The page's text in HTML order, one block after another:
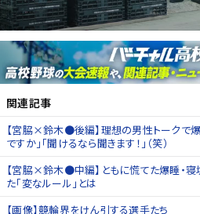
関連記事
【宮脇×鈴木●後編】理想の男性トークで爆
ですか」「聞けるなら聞きます！」（笑）
【宮脇×鈴木●中編】ともに慌てた爆睡・
た「変なルール」とは
【画像】競輪界をけん引する選手たち